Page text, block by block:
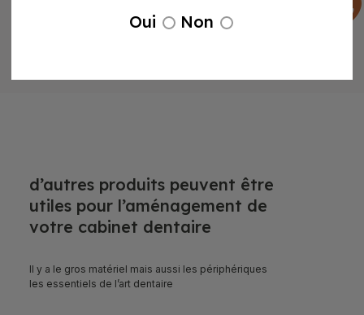
d’autres produits peuvent être
utiles pour l’aménagement de
votre cabinet dentaire
Il y a le gros matériel mais aussi les périphériques
les essentiels de l’art dentaire
Oui Non